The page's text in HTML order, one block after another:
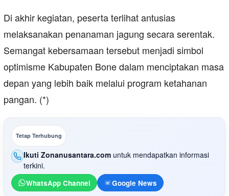
Di akhir kegiatan, peserta terlihat antusias
melaksanakan penanaman jagung secara serentak.
Semangat kebersamaan tersebut menjadi simbol
optimisme Kabupaten Bone dalam menciptakan masa
depan yang lebih baik melalui program ketahanan
pangan. (*)
Tetap Terhubung
Ikuti Zonanusantara.com untuk mendapatkan informasi
terkini.
WhatsApp Channel Google News